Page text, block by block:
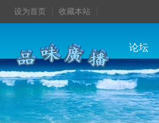
设为首页 收藏本站
论坛